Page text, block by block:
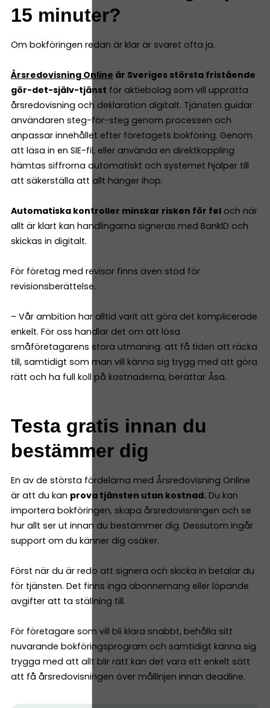
15 minuter?
Om bokföringen redan är klar är svaret ofta ja.
Årsredovisning Online är Sveriges största fristående
gör-det-själv-tjänst för aktiebolag som vill upprätta
årsredovisning och deklaration digitalt. Tjänsten guidar
användaren steg-för-steg genom processen och
anpassar innehållet efter företagets bokföring. Genom
att läsa in en SIE-fil, eller använda en direktkoppling
hämtas siffrorna automatiskt och systemet hjälper till
att säkerställa att allt hänger ihop.
Automatiska kontroller minskar risken för fel och när
allt är klart kan handlingarna signeras med BankID och
skickas in digitalt.
För företag med revisor finns även stöd för
revisionsberättelse.
– Vår ambition har alltid varit att göra det komplicerade
enkelt. För oss handlar det om att lösa
småföretagarens stora utmaning: att få tiden att räcka
till, samtidigt som man vill känna sig trygg med att göra
rätt och ha full koll på kostnaderna, berättar Åsa.
Testa gratis innan du
bestämmer dig
En av de största fördelarna med Årsredovisning Online
är att du kan prova tjänsten utan kostnad. Du kan
importera bokföringen, skapa årsredovisningen och se
hur allt ser ut innan du bestämmer dig. Dessutom ingår
support om du känner dig osäker.
Först när du är redo att signera och skicka in betalar du
för tjänsten. Det finns inga abonnemang eller löpande
avgifter att ta ställning till.
För företagare som vill bli klara snabbt, behålla sitt
nuvarande bokföringsprogram och samtidigt känna sig
trygga med att allt blir rätt kan det vara ett enkelt sätt
att få årsredovisningen över mållinjen innan deadline.